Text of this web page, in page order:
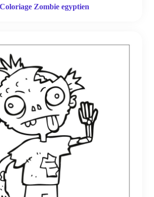
Coloriage Zombie egyptien